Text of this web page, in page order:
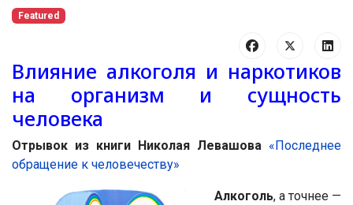
Featured
Влияние алкоголя и наркотиков
на организм и сущность
человека
Отрывок из книги Николая Левашова «Последнее
обращение к человечеству»
Алкоголь, а точнее —